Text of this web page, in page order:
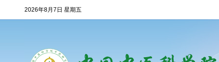
2026年8月7日 星期五